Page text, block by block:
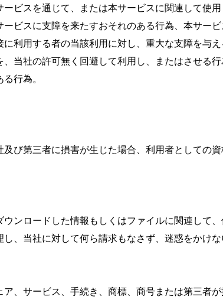
ビスを通じて、または本サービスに関連して使用
ビスに支障を来たすおそれのある行為、本サービ
利用する者の当該利用に対し、重大な支障を与え
当社の許可無く回避して利用し、またはさせる行
行為。
び第三者に損害が生じた場合、利用者としての
ンロードした情報もしくはファイルに関連して
、当社に対して何ら請求もなさず、迷惑をかけな
、サービス、手続き、商標、商号または第三者